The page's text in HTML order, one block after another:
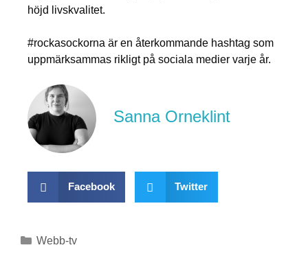
höjd livskvalitet.
#rockasockorna är en återkommande hashtag som
uppmärksammas rikligt på sociala medier varje år.
Sanna Orneklint
Facebook Twitter
Webb-tv